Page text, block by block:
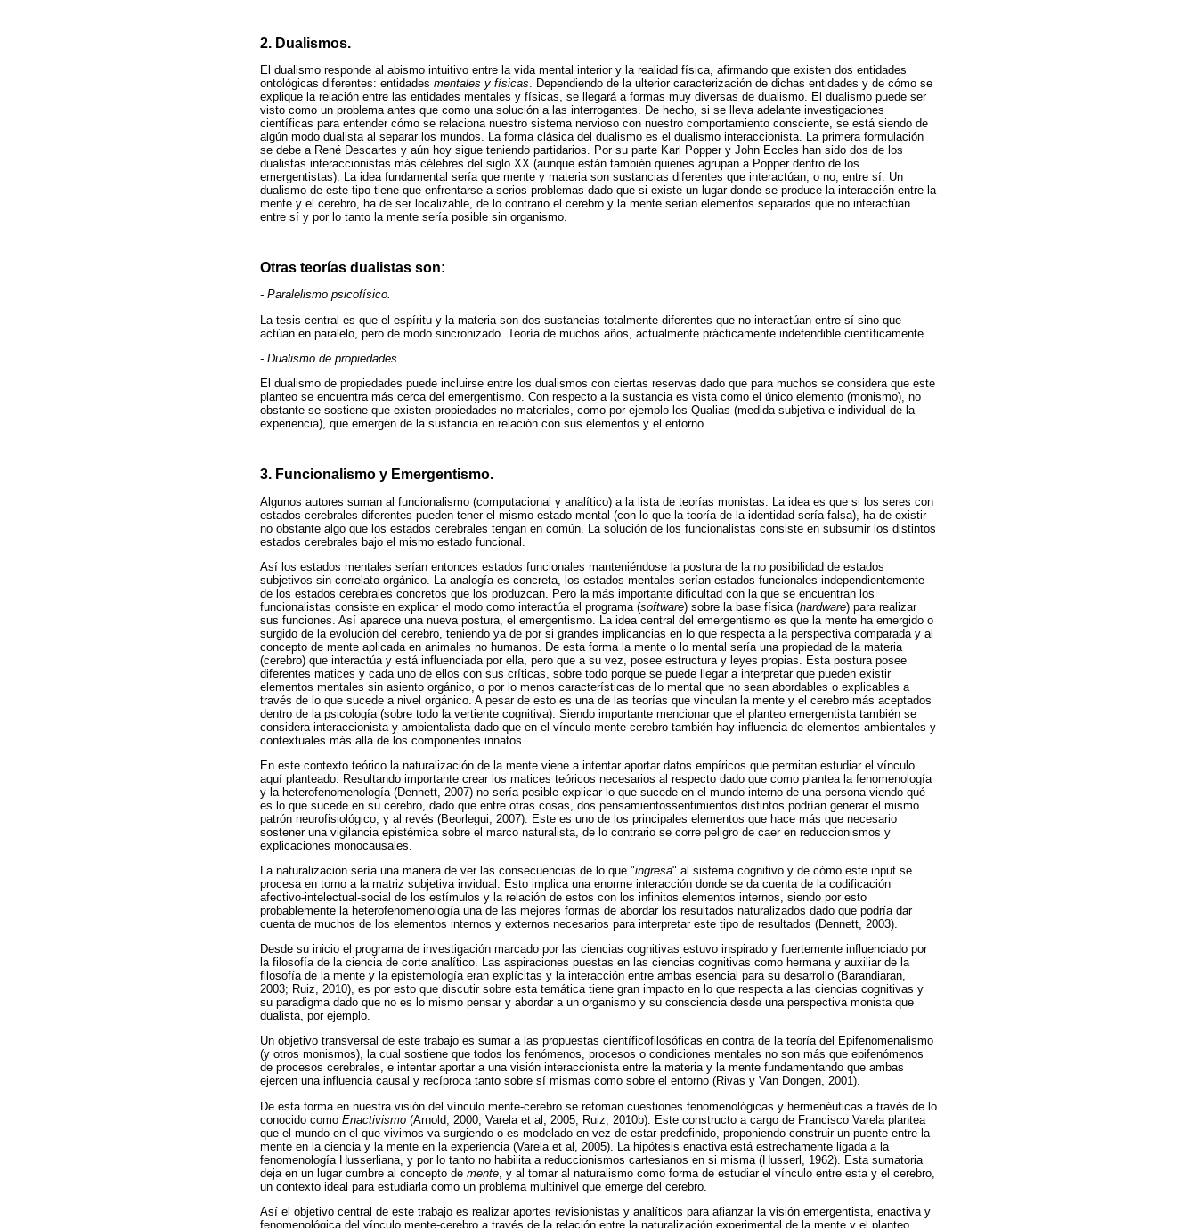
2. Dualismos.
El dualismo responde al abismo intuitivo entre la vida mental interior y la realidad física, afirmando que existen dos entidades
ontológicas diferentes: entidades mentales y físicas . Dependiendo de la ulterior caracterización de dichas entidades y de cómo se
explique la relación entre las entidades mentales y físicas, se llegará a formas muy diversas de dualismo. El dualismo puede ser
visto como un problema antes que como una solución a las interrogantes. De hecho, si se lleva adelante investigaciones
científicas para entender cómo se relaciona nuestro sistema nervioso con nuestro comportamiento consciente, se está siendo de
algún modo dualista al separar los mundos. La forma clásica del dualismo es el dualismo interaccionista. La primera formulación
se debe a René Descartes y aún hoy sigue teniendo partidarios. Por su parte Karl Popper y John Eccles han sido dos de los
dualistas interaccionistas más célebres del siglo XX (aunque están también quienes agrupan a Popper dentro de los
emergentistas). La idea fundamental sería que mente y materia son sustancias diferentes que interactúan, o no, entre sí. Un
dualismo de este tipo tiene que enfrentarse a serios problemas dado que si existe un lugar donde se produce la interacción entre la
mente y el cerebro, ha de ser localizable, de lo contrario el cerebro y la mente serían elementos separados que no interactúan
entre sí y por lo tanto la mente sería posible sin organismo.
Otras teorías dualistas son:
- Paralelismo psicofísico.
La tesis central es que el espíritu y la materia son dos sustancias totalmente diferentes que no interactúan entre sí sino que
actúan en paralelo, pero de modo sincronizado. Teoría de muchos años, actualmente prácticamente indefendible científicamente.
- Dualismo de propiedades.
El dualismo de propiedades puede incluirse entre los dualismos con ciertas reservas dado que para muchos se considera que este
planteo se encuentra más cerca del emergentismo. Con respecto a la sustancia es vista como el único elemento (monismo), no
obstante se sostiene que existen propiedades no materiales, como por ejemplo los Qualias (medida subjetiva e individual de la
experiencia), que emergen de la sustancia en relación con sus elementos y el entorno.
3. Funcionalismo y Emergentismo.
Algunos autores suman al funcionalismo (computacional y analítico) a la lista de teorías monistas. La idea es que si los seres con
estados cerebrales diferentes pueden tener el mismo estado mental (con lo que la teoría de la identidad sería falsa), ha de existir
no obstante algo que los estados cerebrales tengan en común. La solución de los funcionalistas consiste en subsumir los distintos
estados cerebrales bajo el mismo estado funcional.
Así los estados mentales serían entonces estados funcionales manteniéndose la postura de la no posibilidad de estados
subjetivos sin correlato orgánico. La analogía es concreta, los estados mentales serían estados funcionales independientemente
de los estados cerebrales concretos que los produzcan. Pero la más importante dificultad con la que se encuentran los
funcionalistas consiste en explicar el modo como interactúa el programa (software) sobre la base física (hardware) para realizar
sus funciones. Así aparece una nueva postura, el emergentismo. La idea central del emergentismo es que la mente ha emergido o
surgido de la evolución del cerebro, teniendo ya de por si grandes implicancias en lo que respecta a la perspectiva comparada y al
concepto de mente aplicada en animales no humanos. De esta forma la mente o lo mental sería una propiedad de la materia
(cerebro) que interactúa y está influenciada por ella, pero que a su vez, posee estructura y leyes propias. Esta postura posee
diferentes matices y cada uno de ellos con sus críticas, sobre todo porque se puede llegar a interpretar que pueden existir
elementos mentales sin asiento orgánico, o por lo menos características de lo mental que no sean abordables o explicables a
través de lo que sucede a nivel orgánico. A pesar de esto es una de las teorías que vinculan la mente y el cerebro más aceptados
dentro de la psicología (sobre todo la vertiente cognitiva). Siendo importante mencionar que el planteo emergentista también se
considera interaccionista y ambientalista dado que en el vínculo mente-cerebro también hay influencia de elementos ambientales y
contextuales más allá de los componentes innatos.
En este contexto teórico la naturalización de la mente viene a intentar aportar datos empíricos que permitan estudiar el vínculo
aquí planteado. Resultando importante crear los matices teóricos necesarios al respecto dado que como plantea la fenomenología
y la heterofenomenología (Dennett, 2007) no sería posible explicar lo que sucede en el mundo interno de una persona viendo qué
es lo que sucede en su cerebro, dado que entre otras cosas, dos pensamientossentimientos distintos podrían generar el mismo
patrón neurofisiológico, y al revés (Beorlegui, 2007). Este es uno de los principales elementos que hace más que necesario
sostener una vigilancia epistémica sobre el marco naturalista, de lo contrario se corre peligro de caer en reduccionismos y
explicaciones monocausales.
La naturalización sería una manera de ver las consecuencias de lo que "ingresa" al sistema cognitivo y de cómo este input se
procesa en torno a la matriz subjetiva invidual. Esto implica una enorme interacción donde se da cuenta de la codificación
afectivo-intelectual-social de los estímulos y la relación de estos con los infinitos elementos internos, siendo por esto
probablemente la heterofenomenología una de las mejores formas de abordar los resultados naturalizados dado que podría dar
cuenta de muchos de los elementos internos y externos necesarios para interpretar este tipo de resultados (Dennett, 2003).
Desde su inicio el programa de investigación marcado por las ciencias cognitivas estuvo inspirado y fuertemente influenciado por
la filosofía de la ciencia de corte analítico. Las aspiraciones puestas en las ciencias cognitivas como hermana y auxiliar de la
filosofía de la mente y la epistemología eran explícitas y la interacción entre ambas esencial para su desarrollo (Barandiaran,
2003; Ruiz, 2010), es por esto que discutir sobre esta temática tiene gran impacto en lo que respecta a las ciencias cognitivas y
su paradigma dado que no es lo mismo pensar y abordar a un organismo y su consciencia desde una perspectiva monista que
dualista, por ejemplo.
Un objetivo transversal de este trabajo es sumar a las propuestas científicofilosóficas en contra de la teoría del Epifenomenalismo
(y otros monismos), la cual sostiene que todos los fenómenos, procesos o condiciones mentales no son más que epifenómenos
de procesos cerebrales, e intentar aportar a una visión interaccionista entre la materia y la mente fundamentando que ambas
ejercen una influencia causal y recíproca tanto sobre sí mismas como sobre el entorno (Rivas y Van Dongen, 2001).
De esta forma en nuestra visión del vínculo mente-cerebro se retoman cuestiones fenomenológicas y hermenéuticas a través de lo
conocido como Enactivismo (Arnold, 2000; Varela et al, 2005; Ruiz, 2010b). Este constructo a cargo de Francisco Varela plantea
que el mundo en el que vivimos va surgiendo o es modelado en vez de estar predefinido, proponiendo construir un puente entre la
mente en la ciencia y la mente en la experiencia (Varela et al, 2005). La hipótesis enactiva está estrechamente ligada a la
fenomenología Husserliana, y por lo tanto no habilita a reduccionismos cartesianos en si misma (Husserl, 1962). Esta sumatoria
deja en un lugar cumbre al concepto de mente , y al tomar al naturalismo como forma de estudiar el vínculo entre esta y el cerebro,
un contexto ideal para estudiarla como un problema multinivel que emerge del cerebro.
Así el objetivo central de este trabajo es realizar aportes revisionistas y analíticos para afianzar la visión emergentista, enactiva y
fenomenológica del vínculo mente-cerebro a través de la relación entre la naturalización experimental de la mente y el planteo